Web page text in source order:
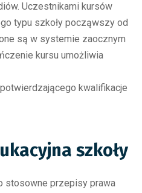
Uczestnikami kursów
typu szkoły począwszy od
są w systemie zaocznym
kursu umożliwia
kwalifikacje
szkoły
stosowne przepisy prawa